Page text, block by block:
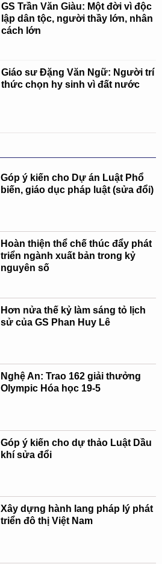
GS Trần Văn Giàu: Một đời vì độc
lập dân tộc, người thầy lớn, nhân
cách lớn
Giáo sư Đặng Văn Ngữ: Người trí
thức chọn hy sinh vì đất nước
Góp ý kiến cho Dự án Luật Phổ
biến, giáo dục pháp luật (sửa đổi)
Hoàn thiện thể chế thúc đẩy phát
triển ngành xuất bản trong kỷ
nguyên số
Hơn nửa thế kỷ làm sáng tỏ lịch
sử của GS Phan Huy Lê
Nghệ An: Trao 162 giải thưởng
Olympic Hóa học 19-5
Góp ý kiến cho dự thảo Luật Dầu
khí sửa đổi
Xây dựng hành lang pháp lý phát
triển đô thị Việt Nam